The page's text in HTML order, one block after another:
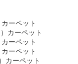
ーペット
カーペット
ーペット
ーペット
カーペット